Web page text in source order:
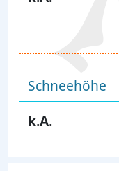
Schneehöhe
k.A.